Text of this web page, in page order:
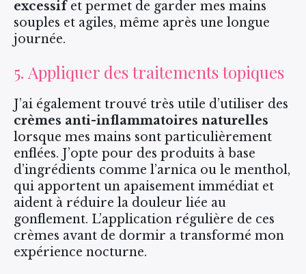
excessifet permet de garder mes mains
souples et agiles, même après une longue
journée.
5. Appliquer des traitements topiques
J’ai également trouvé très utile d’utiliser des
crèmes anti-inflammatoires naturelles
lorsque mes mains sont particulièrement
enflées. J’opte pour des produits à base
d’ingrédients comme l’arnica ou le menthol,
qui apportent un apaisement immédiat et
aident à réduire la douleur liée au
gonflement. L’application régulière de ces
crèmes avant de dormir a transformé mon
expérience nocturne.